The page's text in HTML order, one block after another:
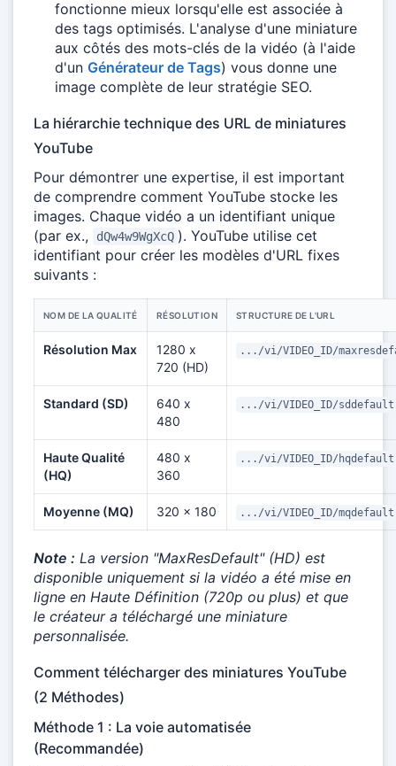
fonctionne mieux lorsqu'elle est associée à
des tags optimisés. L'analyse d'une miniature
aux côtés des mots-clés de la vidéo (à l'aide
d'un Générateur de Tags) vous donne une
image complète de leur stratégie SEO.
La hiérarchie technique des URL de miniatures
YouTube
Pour démontrer une expertise, il est important
de comprendre comment YouTube stocke les
images. Chaque vidéo a un identifiant unique
(par ex.,
dQw4w9WgXcQ ). YouTube utilise cet
identifiant pour créer les modèles d'URL fixes
suivants :
NOM DE LA QUALITÉ RÉSOLUTION STRUCTURE DE L'URL
Résolution Max
1280 x
720 (HD)
.../vi/VIDEO_ID/
Standard (SD)
640 x
480
.../vi/VIDEO_ID/
Haute Qualité
(HQ)
480 x
360
.../vi/VIDEO_ID/
Moyenne (MQ) 320 x 180 .../vi/VIDEO_ID/
Note : La version "MaxResDefault" (HD) est
disponible uniquement si la vidéo a été mise en
ligne en Haute Définition (720p ou plus) et que
le créateur a téléchargé une miniature
personnalisée.
Comment télécharger des miniatures YouTube
(2 Méthodes)
Méthode 1 : La voie automatisée
(Recommandée)